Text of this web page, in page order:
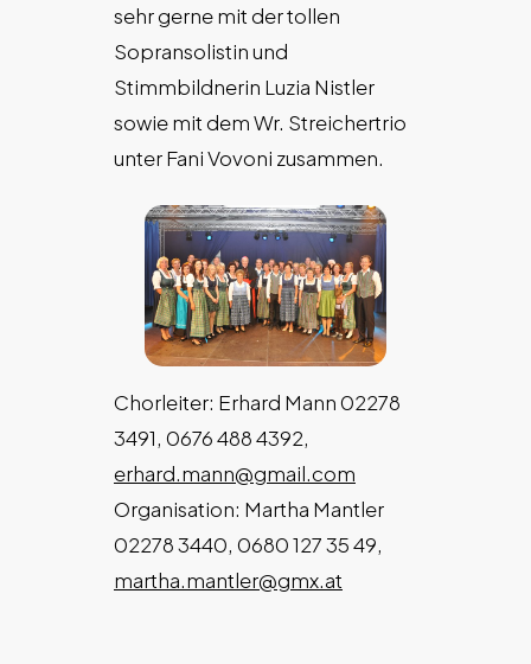
sehr gerne mit der tollen
Sopransolistin und
Stimmbildnerin Luzia Nistler
sowie mit dem Wr. Streichertrio
unter Fani Vovoni zusammen.
Chorleiter: Erhard Mann 02278
3491, 0676 488 4392,
erhard.mann@gmail.com
Organisation: Martha Mantler
02278 3440, 0680 127 35 49,
martha.mantler@gmx.at